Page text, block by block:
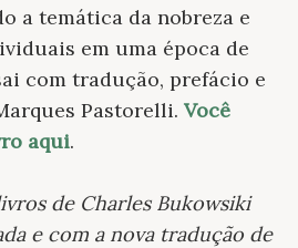
a temática da nobreza e
em uma época de
com tradução, prefácio e
Pastorelli. Você
aqui.
de Charles Bukowsiki
e com a nova tradução de